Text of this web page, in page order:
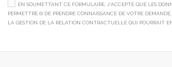
EN SOUMETTANT CE FORMULAIRE, J'ACCEPTE QUE LES
PERMETTRE (I) DE PRENDRE CONNAISSANCE DE VOTRE
LA GESTION DE LA RELATION CONTRACTUELLE QUI POURRAIT